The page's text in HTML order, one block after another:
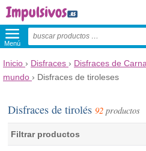
Menú
Inicio › Disfraces › Disfraces de
mundo › Disfraces de tiroleses
Disfraces de tirolés92 productos
Filtrar productos